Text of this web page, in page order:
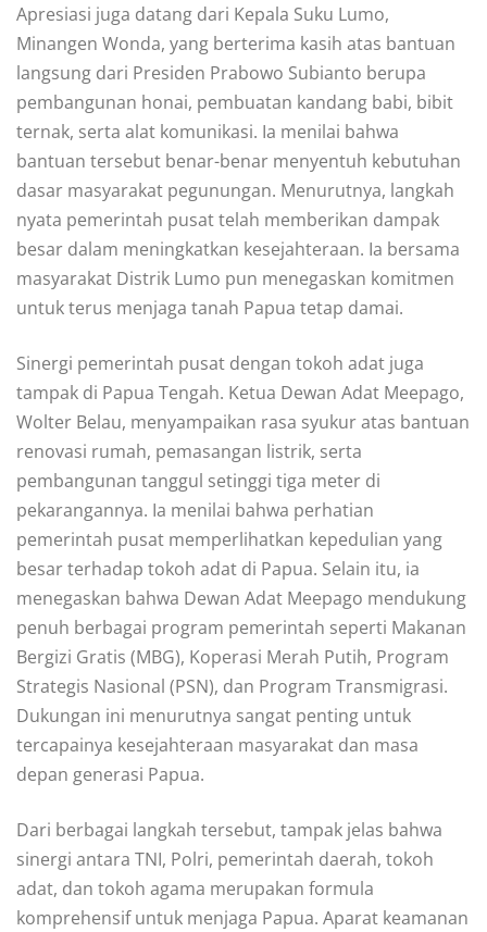
Apresiasi juga datang dari Kepala Suku Lumo,
Minangen Wonda, yang berterima kasih atas bantuan
langsung dari Presiden Prabowo Subianto berupa
pembangunan honai, pembuatan kandang babi, bibit
ternak, serta alat komunikasi. Ia menilai bahwa
bantuan tersebut benar-benar menyentuh kebutuhan
dasar masyarakat pegunungan. Menurutnya, langkah
nyata pemerintah pusat telah memberikan dampak
besar dalam meningkatkan kesejahteraan. Ia bersama
masyarakat Distrik Lumo pun menegaskan komitmen
untuk terus menjaga tanah Papua tetap damai.
Sinergi pemerintah pusat dengan tokoh adat juga
tampak di Papua Tengah. Ketua Dewan Adat Meepago,
Wolter Belau, menyampaikan rasa syukur atas bantuan
renovasi rumah, pemasangan listrik, serta
pembangunan tanggul setinggi tiga meter di
pekarangannya. Ia menilai bahwa perhatian
pemerintah pusat memperlihatkan kepedulian yang
besar terhadap tokoh adat di Papua. Selain itu, ia
menegaskan bahwa Dewan Adat Meepago mendukung
penuh berbagai program pemerintah seperti Makanan
Bergizi Gratis (MBG), Koperasi Merah Putih, Program
Strategis Nasional (PSN), dan Program Transmigrasi.
Dukungan ini menurutnya sangat penting untuk
tercapainya kesejahteraan masyarakat dan masa
depan generasi Papua.
Dari berbagai langkah tersebut, tampak jelas bahwa
sinergi antara TNI, Polri, pemerintah daerah, tokoh
adat, dan tokoh agama merupakan formula
komprehensif untuk menjaga Papua. Aparat keamanan